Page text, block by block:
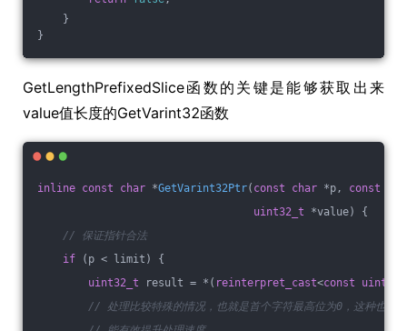
}
}
GetLengthPrefixedSlice函数的关键是能够获取出来
value值长度的GetVarint32函数
inline const char *GetVarint32Ptr( const char *p, const
uint32_t *value)
{
// 保证指针合法
if (p < limit) {
uint32_t result = *( reinterpret_cast<const uint8_t
// 处理比较特殊的情况，也就是首个字符最高位为0，这种也最